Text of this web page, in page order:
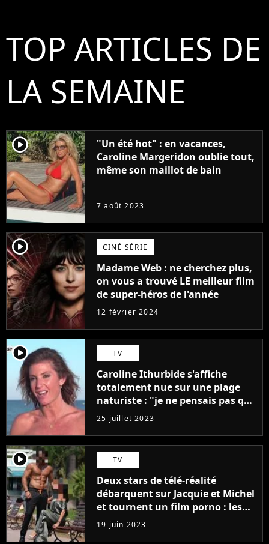
TOP ARTICLES DE
LA SEMAINE
player2
"Un été hot" : en vacances,
Caroline Margeridon oublie tout,
même son maillot de bain
7 août 2023
player2 CINÉ SÉRIE
Madame Web : ne cherchez plus,
on vous a trouvé LE meilleur film
de super-héros de l'année
12 février 2024
player2 TV
Caroline Ithurbide s'affiche
totalement nue sur une plage
naturiste : "je ne pensais pas que
j'arriverais à le faire..."
25 juillet 2023
player2 TV
Deux stars de télé-réalité
débarquent sur Jacquie et Michel
et tournent un film porno : les
premières images du tournage
(exclu)
19 juin 2023